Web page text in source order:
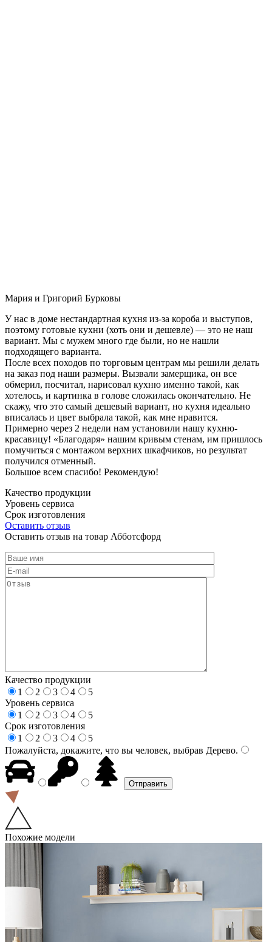
Мария и Григорий Бурковы
У нас в доме нестандартная кухня из-за короба и выступов,
поэтому готовые кухни (хоть они и дешевле) — это не наш
вариант. Мы с мужем много где были, но не нашли
подходящего варианта.
После всех походов по торговым центрам мы решили делать
на заказ под наши размеры. Вызвали замерщика, он все
обмерил, посчитал, нарисовал кухню именно такой, как
хотелось, и картинка в голове сложилась окончательно. Не
скажу, что это самый дешевый вариант, но кухня идеально
вписалась и цвет выбрала такой, как мне нравится.
Примерно через 2 недели нам установили нашу кухню-
красавицу! «Благодаря» нашим кривым стенам, им пришлось
помучиться с монтажом верхних шкафчиков, но результат
получился отменный.
Большое всем спасибо! Рекомендую!
Качество продукции
Уровень сервиса
Срок изготовления
Оставить отзыв
Оставить отзыв на товар Абботсфорд
Качество продукции
1
2 3 4
5
Уровень сервиса
1
2 3 4
5
Срок изготовления
1
2 3 4
5
Пожалуйста, докажите, что вы человек, выбрав Дерево.
Похожие модели